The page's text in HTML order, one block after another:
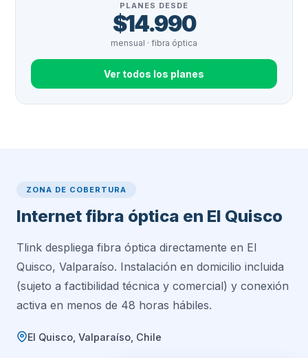
PLANES DESDE
$14.990
mensual · fibra óptica
Ver todos los planes
ZONA DE COBERTURA
Internet fibra óptica en El Quisco
Tlink despliega fibra óptica directamente en El
Quisco, Valparaíso. Instalación en domicilio incluida
(sujeto a factibilidad técnica y comercial) y conexión
activa en menos de 48 horas hábiles.
El Quisco, Valparaíso, Chile